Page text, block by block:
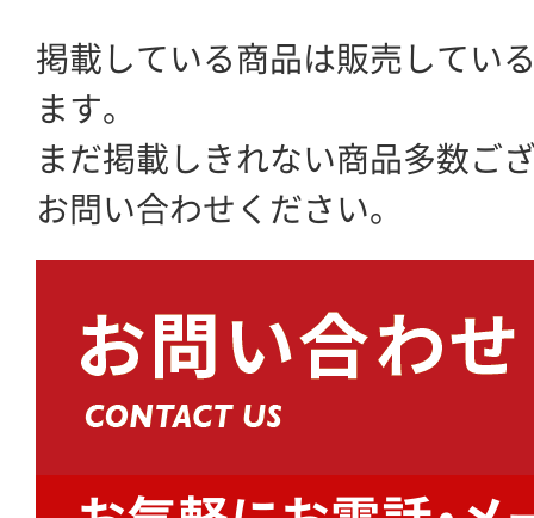
掲載している商品は販売してい
ます。
まだ掲載しきれない商品多数ご
お問い合わせください。